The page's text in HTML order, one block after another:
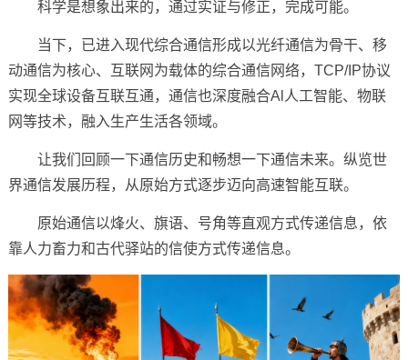
科学是想象出来的，通过实证与修正，完成可能。
当下，已进入现代综合通信形成以光纤通信为骨干、移
动通信为核心、互联网为载体的综合通信网络，TCP/IP协议
实现全球设备互联互通，通信也深度融合Al人工智能、物联
网等技术，融入生产生活各领域。
让我们回顾一下通信历史和畅想一下通信未来。纵览世
界通信发展历程，从原始方式逐步迈向高速智能互联。
原始通信以烽火、旗语、号角等直观方式传递信息，依
靠人力畜力和古代驿站的信使方式传递信息。